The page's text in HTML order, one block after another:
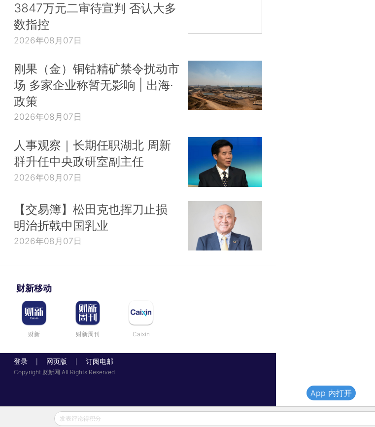
3847万元二审待宣判 否认大多
数指控
2026年08月07日
刚果（金）铜钴精矿禁令扰动市
场 多家企业称暂无影响 | 出海·
政策
2026年08月07日
人事观察｜长期任职湖北 周新
群升任中央政研室副主任
2026年08月07日
【交易簿】松田克也挥刀止损
明治折戟中国乳业
2026年08月07日
财新移动
财新 财新周刊 Caixin
登录 网页版 订阅电邮
Copyright 财新网 All Rights Reserved
发表评论得积分
App 内打开